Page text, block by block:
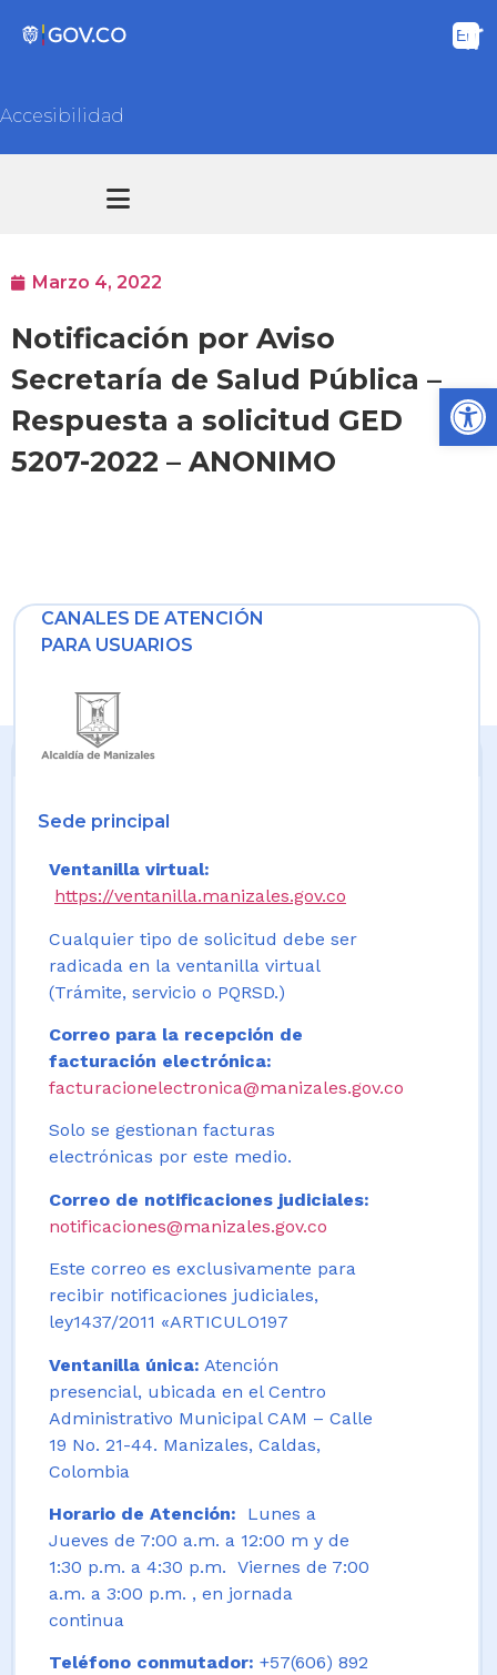
Accesibilidad
Marzo 4, 2022
Notificación por Aviso
Secretaría de Salud Pública –
Respuesta a solicitud GED
5207-2022 – ANONIMO
CANALES DE ATENCIÓN
PARA USUARIOS
Sede principal
Ventanilla virtual:
https://ventanilla.manizales.gov.co
Cualquier tipo de solicitud debe ser
radicada en la ventanilla virtual
(Trámite, servicio o PQRSD.)
Correo para la recepción de
facturación electrónica:
facturacionelectronica@manizales.gov.co
Solo se gestionan facturas
electrónicas por este medio.
Correo de notificaciones judiciales:
notificaciones@manizales.gov.co
Este correo es exclusivamente para
recibir notificaciones judiciales,
ley1437/2011 «ARTICULO197
Ventanilla única: Atención
presencial, ubicada en el Centro
Administrativo Municipal CAM – Calle
19 No. 21-44. Manizales, Caldas,
Colombia
Horario de Atención:
Lunes a
Jueves de 7:00 a.m. a 12:00 m y de
1:30 p.m. a 4:30 p.m. Viernes de 7:00
a.m. a 3:00 p.m. , en jornada
continua
Teléfono conmutador: +57(606) 892